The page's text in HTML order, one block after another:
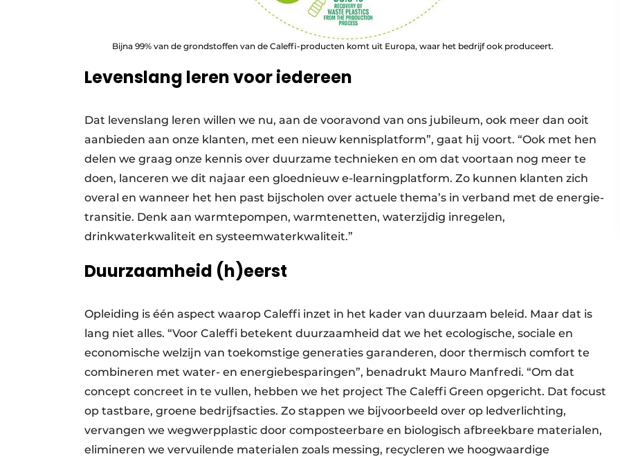
Bijna 99% van de grondstoffen van de Caleffi-producten komt uit Europa, waar het bedrijf ook produceert.
Levenslang leren voor iedereen
Dat levenslang leren willen we nu, aan de vooravond van ons jubileum, ook meer dan ooit
aanbieden aan onze klanten, met een nieuw kennisplatform”, gaat hij voort. “Ook met hen
delen we graag onze kennis over duurzame technieken en om dat voortaan nog meer te
doen, lanceren we dit najaar een gloednieuw e-learning­platform. Zo kunnen klanten zich
overal en wanneer het hen past bijscholen over actuele thema’s in verband met de energie­
transitie. Denk aan warmte­pompen, warmte­netten, water­zijdig inregelen,
drinkwaterkwaliteit en systeemwaterkwaliteit.”
Duurzaamheid (h)eerst
Opleiding is één aspect waarop Caleffi inzet in het kader van duurzaam beleid. Maar dat is
lang niet alles. “Voor Caleffi betekent duurzaamheid dat we het ecologische, sociale en
economische welzijn van toekomstige generaties garanderen, door thermisch comfort te
combineren met water- en energiebesparingen”, benadrukt Mauro Manfredi. “Om dat
concept concreet in te vullen, hebben we het project The Caleffi Green opgericht. Dat focust
op tastbare, groene bedrijfsacties. Zo stappen we bijvoorbeeld over op ledverlichting,
vervangen we wegwerpplastic door composteerbare en biologisch afbreekbare materialen,
elimineren we vervuilende materialen zoals messing, recycleren we hoogwaardige